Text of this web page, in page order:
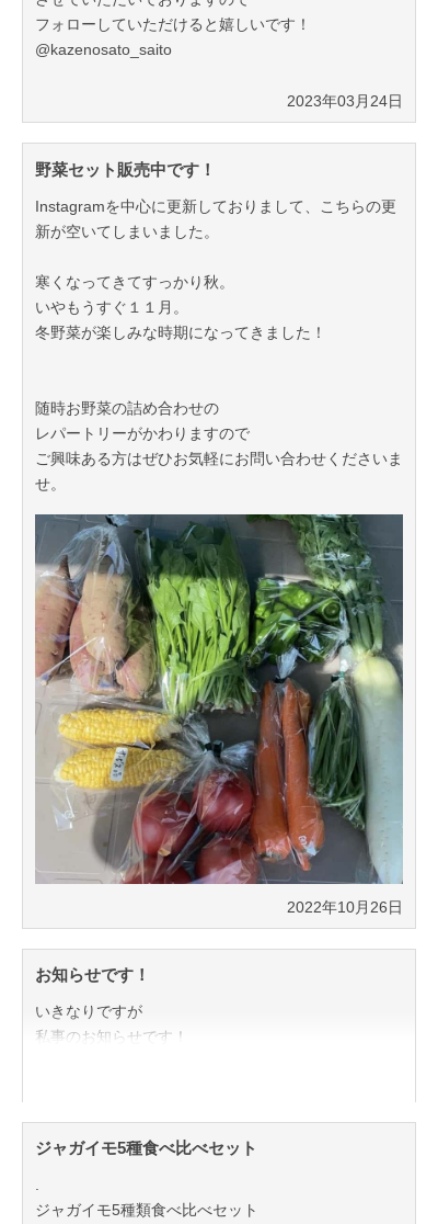
フォローしていただけると嬉しいです！
@kazenosato_saito
2023年03月24日
野菜セット販売中です！
Instagramを中心に更新しておりまして、こちらの更
新が空いてしまいました。
寒くなってきてすっかり秋。
いやもうすぐ１１月。
冬野菜が楽しみな時期になってきました！
随時お野菜の詰め合わせの
レパートリーがかわりますので
ご興味ある方はぜひお気軽にお問い合わせくださいま
せ。
2022年10月26日
お知らせです！
いきなりですが
私事のお知らせです！
管理させていただいております！！
現在出産を控えておりまして
どうやら、そろそろ、、とのことでして
ジャガイモ5種食べ比べセット
.
ジャガイモ5種類食べ比べセット